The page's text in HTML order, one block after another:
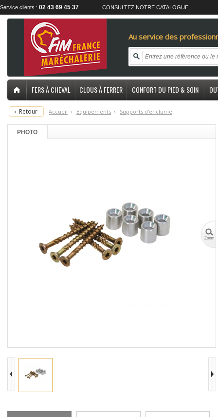
Service clients : 02 43 69 45 37 CONSULTEZ NOTRE CATALOGUE
Au service des
FERS À CHEVAL CLOUS À FERRER CONFORT DU PIED & SOIN
‹ Retour Accueil › Equipements › Supports d'enclume
PHOTO